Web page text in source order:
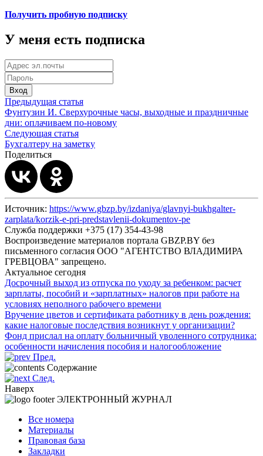
Получить пробную подписку
У меня есть подписка
Вход
Предыдущая статья
Фунтузин И. Сверхурочные часы, выходные и праздничные
дни: оплачиваем по-новому
Следующая статья
Бухгалтеру на заметку
Поделиться
Источник: https://www.gbzp.by/izdaniya/glavnyi-bukhgalter-
zarplata/korzik-e-pri-predstavlenii-dokumentov-pe
Служба поддержки +375 (17) 354-43-98
Воспроизведение материалов портала GBZP.BY без
письменного согласия OOO "АГЕНТСТВО ВЛАДИМИРА
ГРЕВЦОВА" запрещено.
Актуальное сегодня
Досрочный выход из отпуска по уходу за ребенком: расчет
зарплаты, пособий и «зарплатных» налогов при работе на
условиях неполного рабочего времени
Вручение цветов и сертификата работнику в день рождения:
какие налоговые последствия возникнут у организации?
Фонд прислал на оплату больничный уволенного сотрудника:
особенности начисления пособия и налогообложение
Пред.
Содержание
След.
Наверх
ЭЛЕКТРОННЫЙ ЖУРНАЛ
Все номера
Материалы
Правовая база
Закладки